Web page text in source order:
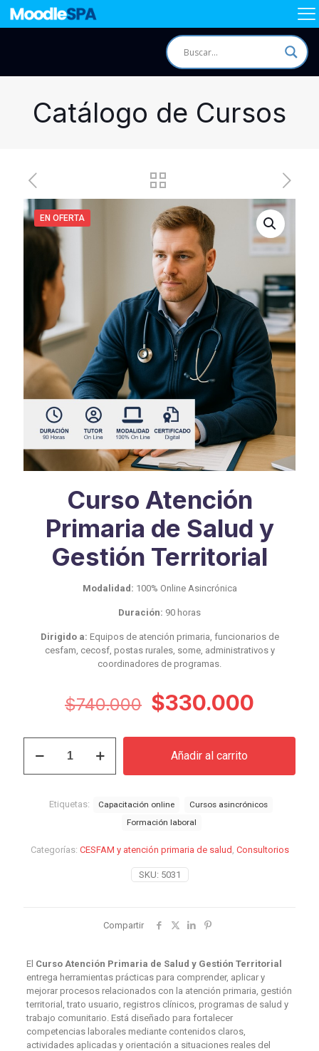
Catálogo de Cursos
EN OFERTA
Curso Atención
Primaria de Salud y
Gestión Territorial
Modalidad: 100% Online Asincrónica
Duración: 90 horas
Dirigido a: Equipos de atención primaria, funcionarios de
cesfam, cecosf, postas rurales, some, administrativos y
coordinadores de programas.
$740.000 El
original
era:
$330.000
actual
Atención
cantidad
Añadir al carrito
SKU: 5031
Categorías: CESFAM y atención primaria de salud , Consultorios
Etiquetas: Capacitación online
Cursos asincrónicos
Formación laboral
Compartir
El Curso Atención Primaria de Salud y Gestión Territorial
entrega herramientas prácticas para comprender, aplicar y
mejorar procesos relacionados con la atención primaria, gestión
territorial, trato usuario, registros clínicos, programas de salud y
trabajo comunitario. Está diseñado para fortalecer
competencias laborales mediante contenidos claros,
actividades aplicadas y orientación a situaciones reales del